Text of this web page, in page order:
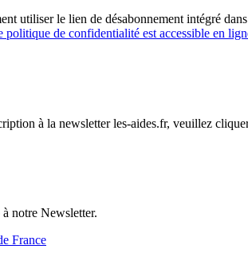
utiliser le lien de désabonnement intégré
politique de confidentialité est accessible en
à la newsletter les-aides.fr, veuillez
notre Newsletter.